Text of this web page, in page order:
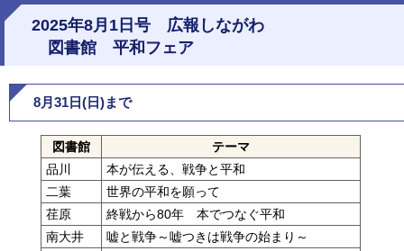
2025年8月1日号 広報しながわ
図書館 平和フェア
8月31日(日)まで
図書館
テーマ
品川
本が伝える、戦争と平和
二葉
世界の平和を願って
荏原
終戦から80年 本でつなぐ平和
南大井
嘘と戦争～嘘つきは戦争の始まり～